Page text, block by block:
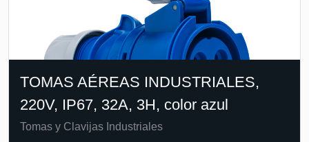
TOMAS AÉREAS INDUSTRIALES,
220V, IP67, 32A, 3H, color azul
Tomas y Clavijas Industriales